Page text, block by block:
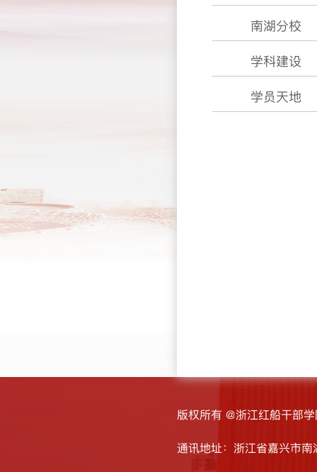
南湖分校
学科建设
学员天地
版权所有 @浙江红船干部
通讯地址：浙江省嘉兴市